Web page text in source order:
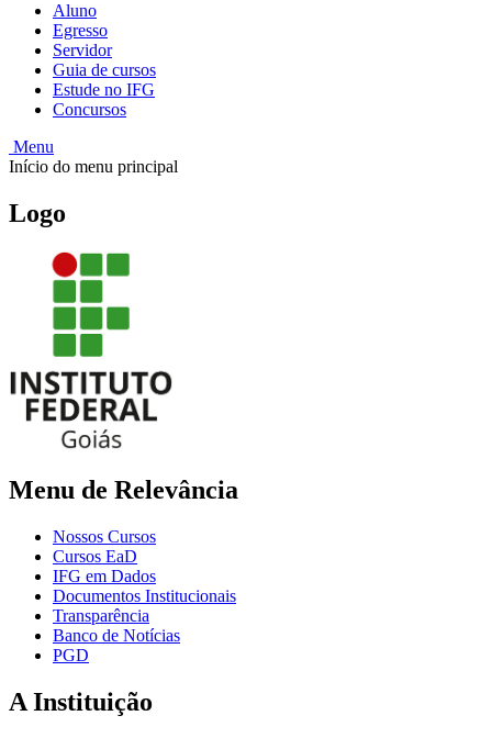
Aluno
Egresso
Servidor
Guia de cursos
Estude no IFG
Concursos
Menu
Início do menu principal
Logo
Menu de Relevância
Nossos Cursos
Cursos EaD
IFG em Dados
Documentos Institucionais
Transparência
Banco de Notícias
PGD
A Instituição